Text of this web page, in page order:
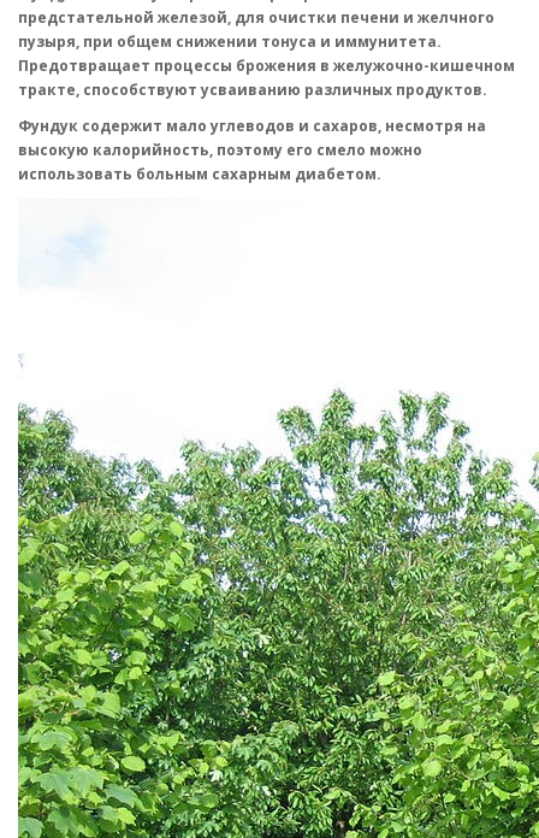
предстательной железой, для очистки печени и желчного
пузыря, при общем снижении тонуса и иммунитета.
Предотвращает процессы брожения в желужочно-кишечном
тракте, способствуют усваиванию различных продуктов.
Фундук содержит мало углеводов и сахаров, несмотря на
высокую калорийность, поэтому его смело можно
использовать больным сахарным диабетом.